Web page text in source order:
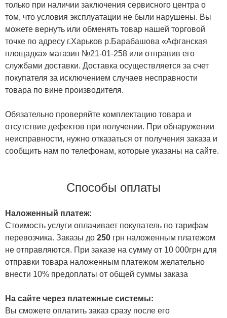
только при наличии заключения сервисного центра о
том, что условия эксплуатации не были нарушены. Вы
можете вернуть или обменять товар нашей торговой
точке по адресу г.Харьков р.Барабашова «Афганская
площадка» магазин №21-01-258 или отправив его
службами доставки. Доставка осуществляется за счет
покупателя за исключением случаев несправности
товара по вине производителя.
Обязательно проверяйте комплектацию товара и
отсутствие дефектов при получении. При обнаружении
неисправности, нужно отказаться от получения заказа и
сообщить нам по телефонам, которые указаны на сайте.
Способы оплаты
Наложенный платеж:
Стоимость услуги оплачивает покупатель по тарифам
перевозчика. Заказы до 250 грн наложенным платежом
не отправляются. При заказе на сумму от 10 000грн для
отправки товара наложенным платежом желательно
внести 10% предоплаты от общей суммы заказа
На сайте через платежные системы:
Вы сможете оплатить заказ сразу после его